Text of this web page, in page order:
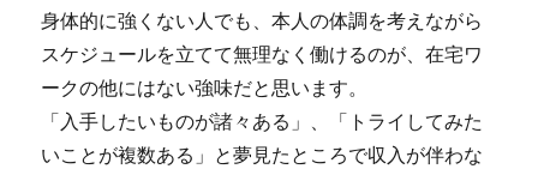
身体的に強くない人でも、本人の体調を考えながら
スケジュールを立てて無理なく働けるのが、在宅ワ
ークの他にはない強味だと思います。
「入手したいものが諸々ある」、「トライしてみた
いことが複数ある」と夢見たところで収入が伴わな